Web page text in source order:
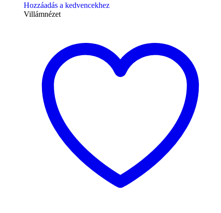
Hozzáadás a kedvencekhez
Villámnézet